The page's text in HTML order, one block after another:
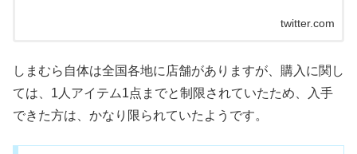
twitter.com
しまむら自体は全国各地に店舗がありますが、購入に関し
ては、1人アイテム1点までと制限されていたため、入手
できた方は、かなり限られていたようです。